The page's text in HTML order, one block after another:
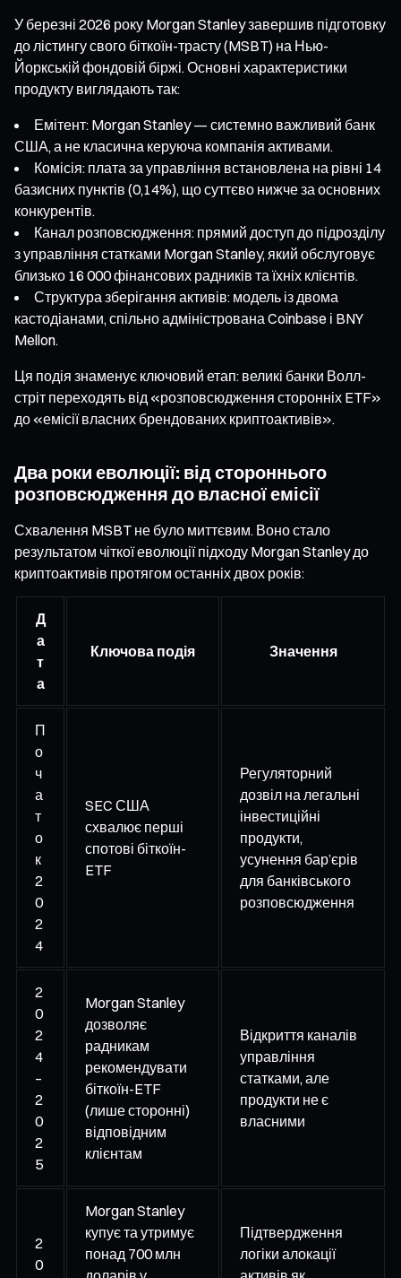
У березні 2026 року Morgan Stanley завершив підготовку
до лістингу свого біткоїн-трасту (MSBT) на Нью-
Йоркській фондовій біржі. Основні характеристики
продукту виглядають так:
Емітент: Morgan Stanley — системно важливий банк
США, а не класична керуюча компанія активами.
Комісія: плата за управління встановлена на рівні 14
базисних пунктів (0,14%), що суттєво нижче за основних
конкурентів.
Канал розповсюдження: прямий доступ до підрозділу
з управління статками Morgan Stanley, який обслуговує
близько 16 000 фінансових радників та їхніх клієнтів.
Структура зберігання активів: модель із двома
кастодіанами, спільно адміністрована Coinbase і BNY
Mellon.
Ця подія знаменує ключовий етап: великі банки Волл-
стріт переходять від «розповсюдження сторонніх ETF»
до «емісії власних брендованих криптоактивів».
Два роки еволюції: від стороннього
розповсюдження до власної емісії
Схвалення MSBT не було миттєвим. Воно стало
результатом чіткої еволюції підходу Morgan Stanley до
криптоактивів протягом останніх двох років:
Д
а
т
а
Ключова подія Значення
П
о
ч
а
т
о
к
2
0
2
4
SEC США
схвалює перші
спотові біткоїн-
ETF
Регуляторний
дозвіл на легальні
інвестиційні
продукти,
усунення бар’єрів
для банківського
розповсюдження
2
0
2
4
–
2
0
2
5
Morgan Stanley
дозволяє
радникам
рекомендувати
біткоїн-ETF
(лише сторонні)
відповідним
клієнтам
Відкриття каналів
управління
статками, але
продукти не є
власними
2
0
Morgan Stanley
купує та утримує
понад 700 млн
Підтвердження
логіки алокації